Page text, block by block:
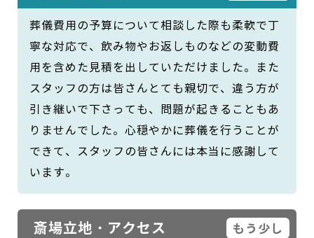
葬儀費用の予算について相談した際も柔軟で丁
寧な対応で、飲み物やお返しものなどの変動費
用を含めた見積を出していただけました。また
スタッフの方は皆さんとても親切で、違う方が
引き継いで下さっても、問題が起きることもあ
りませんでした。心穏やかに葬儀を行うことが
できて、スタッフの皆さんには本当に感謝して
います。
斎場立地・アクセス もう少し